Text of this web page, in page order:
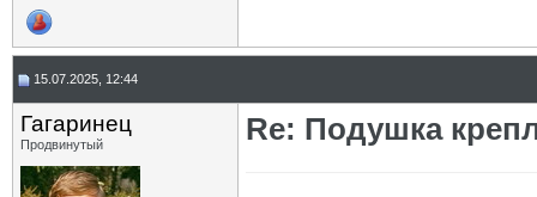
15.07.2025, 12:44
Гагаринец
Продвинутый Re: Подушка